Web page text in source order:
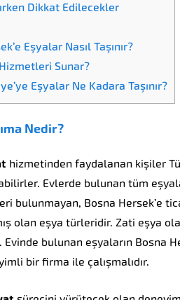
Dikkat Edilecekler
Eşyalar Nasıl Taşınır?
Sunar?
Eşyalar Ne Kadara Taşınır?
Nedir?
hizmetinden faydalanan kişiler
Evlerde bulunan tüm
bulunmayan, Bosna Hersek’e
olan eşya türleridir. Zati eşya
bulunan eşyaların Bosna
bir firma ile çalışmalıdır.